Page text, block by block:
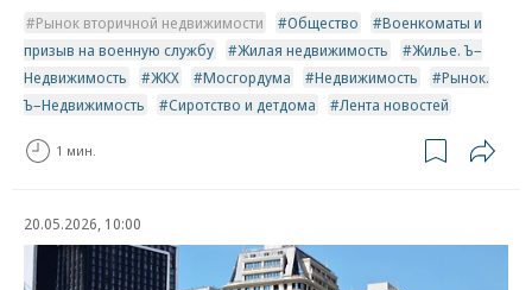
Рынок вторичной недвижимости Общество
Военкоматы и
призыв на военную службу
Жилая недвижимость
Жилье. Ъ–
Недвижимость
ЖКХ Мосгордума Недвижимость
Рынок.
Ъ–Недвижимость
Сиротство и детдома Лента новостей
1 мин.
20.05.2026, 10:00